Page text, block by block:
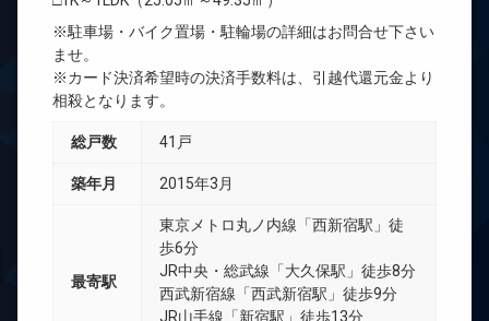
※駐車場・バイク置場・駐輪場の詳細はお問合せ下さい
ませ。
※カード決済希望時の決済手数料は、引越代還元金より
相殺となります。
総戸数 41戸
築年月 2015年3月
最寄駅
東京メトロ丸ノ内線「西新宿駅」徒
歩6分
JR中央・総武線「大久保駅」徒歩8分
西武新宿線「西武新宿駅」徒歩9分
JR山手線「新宿駅」徒歩13分